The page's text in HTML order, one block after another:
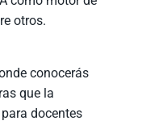
otros.
conocerás
que la
docentes